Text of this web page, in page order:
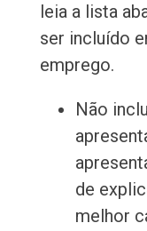
leia a lista
ser incluído
emprego.
Não
de
melhor